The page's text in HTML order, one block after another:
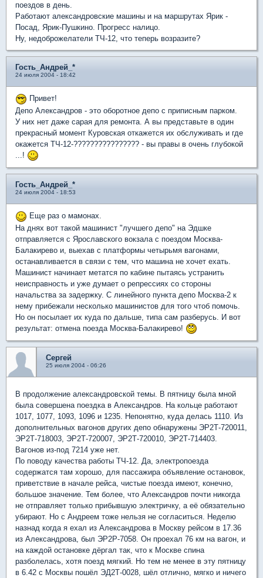
поездов в день.
Работают александровские машины и на маршрутах Ярик -
Посад, Ярик-Пушкино. Прогресс налицо.
Ну, недоброжелатели ТЧ-12, что теперь возразите?
Гость_Андрей_*
24 июля 2004 - 18:42
Привет!
Депо Александров - это оборотное депо с приписным парком.
У них нет даже сарая для ремонта. А вы представьте в один
прекрасный момент Куровская откажется их обслуживать и где
окажется ТЧ-12-???????????????? - вы правы в очень глубокой
...!
Гость_Андрей_*
24 июля 2004 - 18:53
Еще раз о мамонах.
На днях вот такой машинист "лучшего депо" на Эдшке
отправляется с Ярославского вокзала с поездом Москва-
Балакирево и, выехав с платформы четырьмя вагонами,
останавливается в связи с тем, что машина не хочет ехать.
Машинист начинает метатся по кабине пытаясь устранить
неисправность и уже думает о репрессиях со стороны
начальства за задержку. С линейного пункта депо Москва-2 к
нему прибежали несколько машинистов для того чтоб помочь.
Но он посылает их куда по дальше, типа сам разберусь. И вот
результат: отмена поезда Москва-Балакирево!
Сергей
25 июля 2004 - 06:26
В продолжение александровской темы. В пятницу была мной
была совершена поездка в Александров. На кольце работают
1017, 1077, 1093, 1096 и 1235. Непонятно, куда делась 1110. Из
дополнительных вагонов других депо обнаружены ЭР2Т-720011,
ЭР2Т-718003, ЭР2Т-720007, ЭР2Т-720010, ЭР2Т-714403.
Вагонов из-под 7214 уже нет.
По поводу качества работы ТЧ-12. Да, электропоезда
содержатся там хорошо, для пассажира объявление остановок,
приветствие в начале рейса, чистые поезда имеют, конечно,
большое значение. Тем более, что Александров почти никогда
не отправляет только прибывшую электричку, а её обязательно
убирают. Но с Андреем тоже нельзя не согласиться. Неделю
назнад когда я ехал из Александрова в Москву рейсом в 17.36
из Александрова, был ЭР2Р-7058. Он проехал 76 км на вагон, и
на каждой остановке дёргал так, что к Москве спина
разболелась, хотя поезд мягкий. Но тем не менее в эту пятницу
в 6.42 с Москвы пошёл ЭД2Т-0028, шёл отлично, мягко и ничего